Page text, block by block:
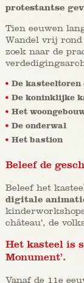
protestantse
Tien eeuwen
Wandel vrij rond
zoek naar de
De
De koninklijke
Het
De onderwal
Het bastion
Beleef de
Beleef het
digitale
château’, de
Het kasteel is
Monument’.
Vanaf de 11e